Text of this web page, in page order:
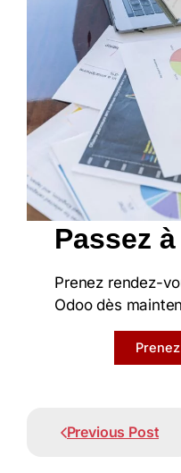
Passez
Prenez rendez-
Odoo dès
Previous Post